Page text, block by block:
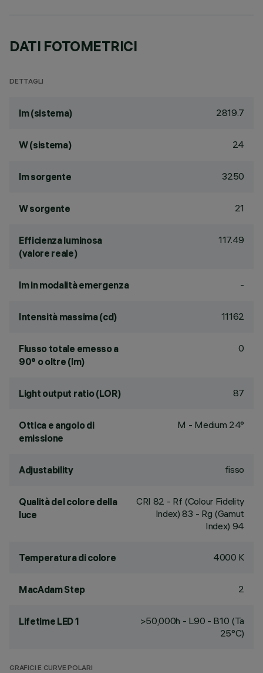
DATI FOTOMETRICI
DETTAGLI
lm (sistema) 2819.7
W (sistema) 24
lm sorgente 3250
W sorgente 21
Efficienza luminosa
(valore reale)
117.49
lm in modalità emergenza -
Intensità massima (cd) 11162
Flusso totale emesso a
90° o oltre (lm)
0
Light output ratio (LOR) 87
Ottica e angolo di
emissione
M - Medium 24°
Adjustability fisso
Qualità del colore della
luce
CRI 82 - Rf (Colour Fidelity
Index) 83 - Rg (Gamut
Index) 94
Temperatura di colore 4000 K
MacAdam Step 2
Lifetime LED 1
>50,000h - L90 - B10 (Ta
25°C)
GRAFICI E CURVE POLARI